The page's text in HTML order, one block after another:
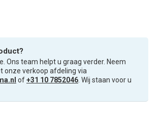
Ons team helpt u graag verder. Neem
onze verkoop afdeling via
of+31 10 7852046 . Wij staan voor u